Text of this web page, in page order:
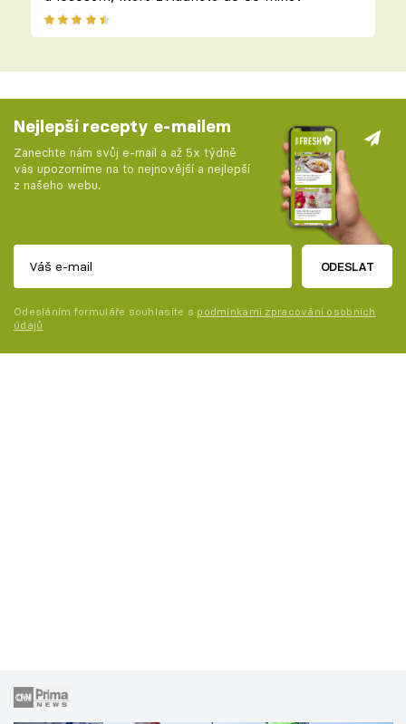
Nejlepší recepty e-mailem
Zanechte nám svůj e-mail a až 5x týdně
vás upozorníme na to nejnovější a nejlepší
z našeho webu.
ODESLAT
Odesláním formuláře souhlasíte s podmínkami zpracování osobních
údajů